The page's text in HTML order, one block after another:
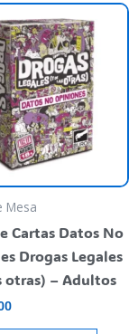
Mesa
Cartas Datos No
Drogas Legales
otras) – Adultos